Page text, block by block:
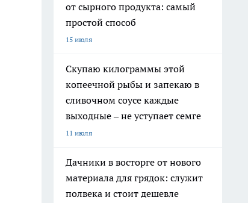
от сырного продукта: самый
простой способ
15 июля
Скупаю килограммы этой
копеечной рыбы и запекаю в
сливочном соусе каждые
выходные – не уступает семге
11 июля
Дачники в восторге от нового
материала для грядок: служит
полвека и стоит дешевле